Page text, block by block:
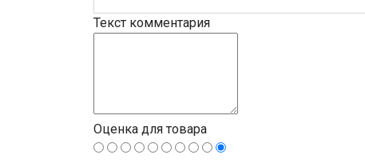
Текст комментария
Оценка для товара